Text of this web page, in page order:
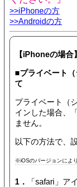
>>iPhoneの方
>>Androidの方
【iPhoneの場合】
■プライベート
て
プライベート（
インした場合、
ません。
以下の方法で、
※iOSのバージョンによ
1．
「safari」ア